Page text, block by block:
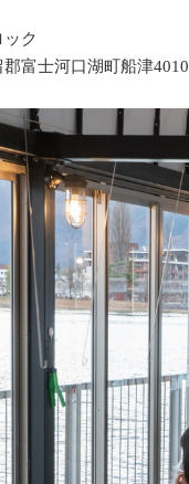
ック
富士河口湖町船津4010